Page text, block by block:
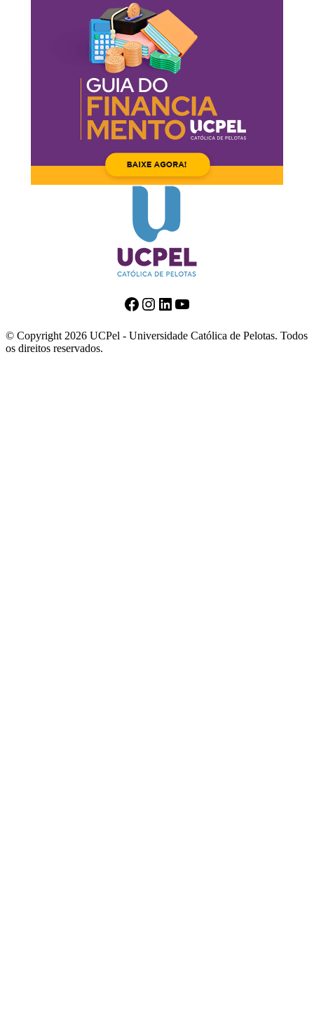
Facebook
Instagram
LinkedIn
Youtube
© Copyright 2026 UCPel - Universidade Católica de Pelotas. Todos
os direitos reservados.